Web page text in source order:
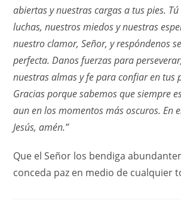
abiertas y nuestras cargas a tus pies.
luchas, nuestros miedos y nuestras
nuestro clamor, Señor, y respóndenos
perfecta. Danos fuerzas para
nuestras almas y fe para confiar en tus
Gracias porque sabemos que siempre
aun en los momentos más oscuros. En
Jesús, amén.”
Que el Señor los bendiga
conceda paz en medio de cualquier